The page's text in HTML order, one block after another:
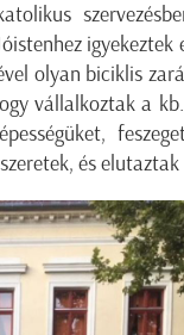
olyan biciklis
vállalkoztak a
és elutaztak